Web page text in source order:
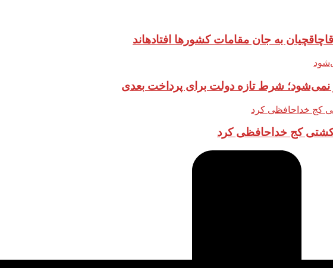
به جان مقامات کشورها افتادهاند
نمی‌شود؛ شرط تازه دولت برای پرداخت بعدی